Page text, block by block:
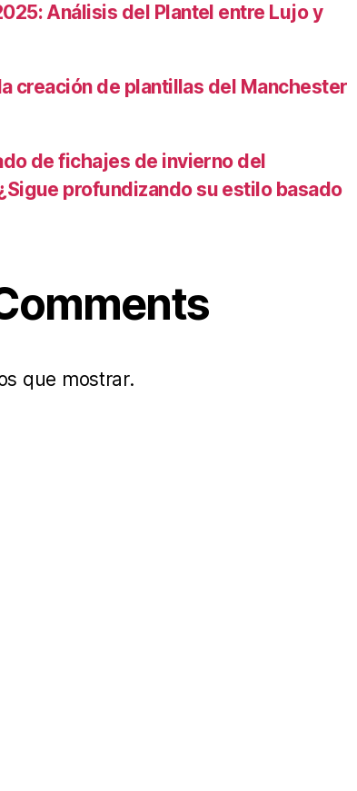
Análisis del Plantel entre Lujo y
creación de plantillas del Manchester
de fichajes de invierno del
profundizando su estilo basado
que mostrar.